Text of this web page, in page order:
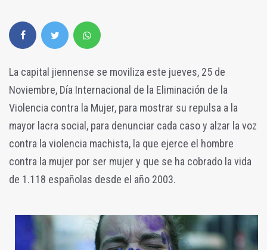
La capital jiennense se moviliza este jueves, 25 de
Noviembre, Día Internacional de la Eliminación de la
Violencia contra la Mujer, para mostrar su repulsa a la
mayor lacra social, para denunciar cada caso y alzar la voz
contra la violencia machista, la que ejerce el hombre
contra la mujer por ser mujer y que se ha cobrado la vida
de 1.118 españolas desde el año 2003.